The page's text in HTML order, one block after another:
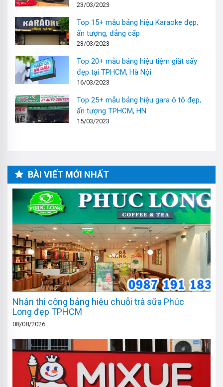
23/03/2023
Top 15+ mẫu bảng hiệu Karaoke đẹp,
ấn tượng, đẳng cấp
23/03/2023
Top 20+ mẫu bảng hiệu tiệm giặt sấy
đẹp tại TPHCM, Hà Nội
16/03/2023
Top 25+ mẫu bảng hiệu gara ô tô đẹp,
ấn tượng TPHCM, HN
15/03/2023
BÀI VIẾT MỚI NHẤT
Nhận thi công bảng hiệu chuỗi trà sữa Phúc
Long đẹp TPHCM
08/08/2026